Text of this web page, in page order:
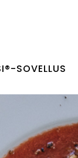
SOVELLUS